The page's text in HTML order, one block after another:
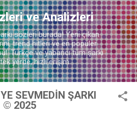
içeriğe atla
ve Analizleri
sözleri burada! Yeni çıkan
trend hitleri ve en popüler
Türkçe ve yabancı tüm şarkı
yerde, hızlı erişim.
SEVMEDİN ŞARKI
© 2025